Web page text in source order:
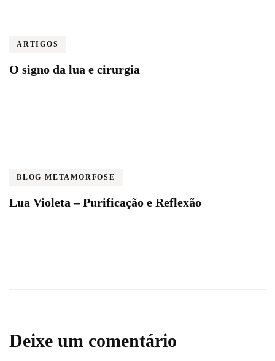
ARTIGOS
O signo da lua e cirurgia
BLOG METAMORFOSE
Lua Violeta – Purificação e Reflexão
Deixe um comentário